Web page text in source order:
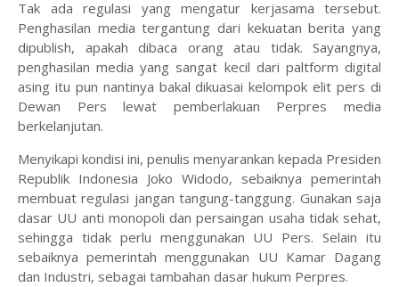
Tak ada regulasi yang mengatur kerjasama tersebut.
Penghasilan media tergantung dari kekuatan berita yang
dipublish, apakah dibaca orang atau tidak. Sayangnya,
penghasilan media yang sangat kecil dari paltform digital
asing itu pun nantinya bakal dikuasai kelompok elit pers di
Dewan Pers lewat pemberlakuan Perpres media
berkelanjutan.
Menyikapi kondisi ini, penulis menyarankan kepada Presiden
Republik Indonesia Joko Widodo, sebaiknya pemerintah
membuat regulasi jangan tangung-tanggung. Gunakan saja
dasar UU anti monopoli dan persaingan usaha tidak sehat,
sehingga tidak perlu menggunakan UU Pers. Selain itu
sebaiknya pemerintah menggunakan UU Kamar Dagang
dan Industri, sebagai tambahan dasar hukum Perpres.